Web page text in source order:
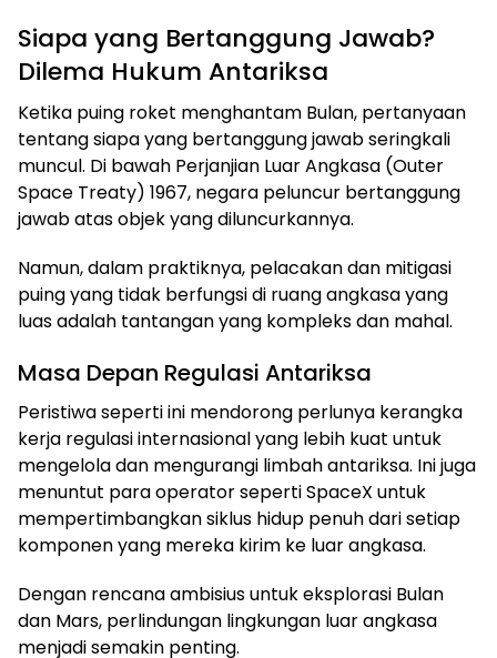
Siapa yang Bertanggung Jawab?
Dilema Hukum Antariksa
Ketika puing roket menghantam Bulan, pertanyaan
tentang siapa yang bertanggung jawab seringkali
muncul. Di bawah Perjanjian Luar Angkasa (Outer
Space Treaty) 1967, negara peluncur bertanggung
jawab atas objek yang diluncurkannya.
Namun, dalam praktiknya, pelacakan dan mitigasi
puing yang tidak berfungsi di ruang angkasa yang
luas adalah tantangan yang kompleks dan mahal.
Masa Depan Regulasi Antariksa
Peristiwa seperti ini mendorong perlunya kerangka
kerja regulasi internasional yang lebih kuat untuk
mengelola dan mengurangi limbah antariksa. Ini juga
menuntut para operator seperti SpaceX untuk
mempertimbangkan siklus hidup penuh dari setiap
komponen yang mereka kirim ke luar angkasa.
Dengan rencana ambisius untuk eksplorasi Bulan
dan Mars, perlindungan lingkungan luar angkasa
menjadi semakin penting.